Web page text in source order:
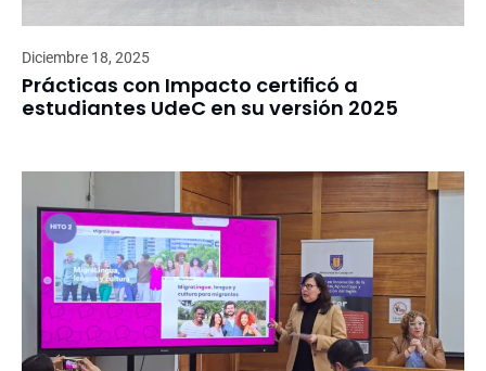
Diciembre 18, 2025
Prácticas con Impacto certificó a
estudiantes UdeC en su versión 2025